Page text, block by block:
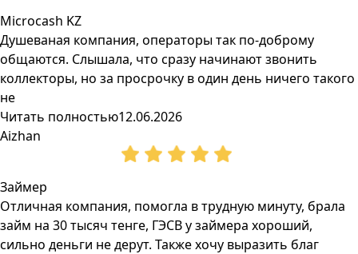
Microcash KZ
Душеваная компания, операторы так по-доброму
общаются. Слышала, что сразу начинают звонить
коллекторы, но за просрочку в один день ничего такого
не
Читать полностью12.06.2026
Aizhan
Займер
Отличная компания, помогла в трудную минуту, брала
займ на 30 тысяч тенге, ГЭСВ у займера хороший,
сильно деньги не дерут. Также хочу выразить благ